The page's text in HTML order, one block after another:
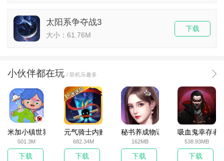
太阳系争夺战3
大小：61.76M
下载
小伙伴都在玩 / 联机乐趣多
米加小镇世界2025官方版
501.3M
下载
元气骑士内购破解版
682.34M
下载
秘书养成物语
162MB
下载
吸血鬼幸存者
538.93MB
下载